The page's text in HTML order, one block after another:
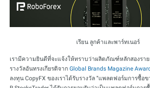
เรียน ลูกค้าและพาร์ทเนอร์
เรามีความยินดีที่จะแจ้งให้ทราบว่าผลิตภัณฑ์หลักสองราย
รางวัลอันทรงเกียรติจาก Global Brands Magazine
ลงทุน CopyFX ของเราได้รับรางวัล "แพลตฟอร์มการซื้อ